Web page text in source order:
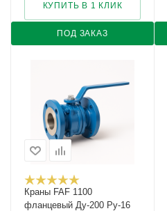
ПОД ЗАКАЗ
КУПИТЬ В 1 КЛИК
Краны FAF 1100
фланцевый Ду-200 Ру-16